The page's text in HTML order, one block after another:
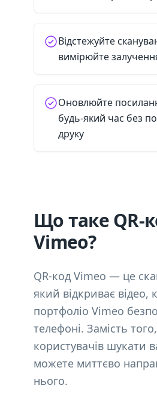
Відстежуйте
вимірюйте
Оновлюйте
будь-який час без
друку
Що таке QR-
Vimeo?
QR-код Vimeo — це
який відкриває відео,
портфоліо Vimeo
телефоні. Замість
користувачів шукати
можете миттєво
нього.